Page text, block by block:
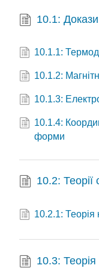
10.1:
10.1.1:
10.1.2:
10.1.3:
10.1.4:
форми
10.2:
10.2.1:
10.3: Теорія